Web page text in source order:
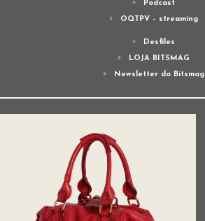
Podcast
OQTPV – streaming
Desfiles
LOJA BITSMAG
Newsletter do Bitsmag